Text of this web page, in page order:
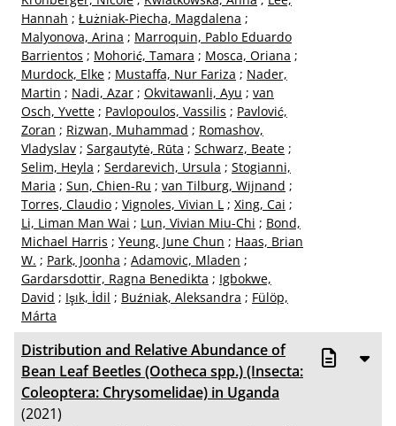
Hannah ; Łużniak-Piecha, Magdalena ;
Malyonova, Arina ; Marroquin, Pablo Eduardo
Barrientos ; Mohorić, Tamara ; Mosca, Oriana ;
Murdock, Elke ; Mustaffa, Nur Fariza ; Nader,
Martin ; Nadi, Azar ; Okvitawanli, Ayu ; van
Osch, Yvette ; Pavlopoulos, Vassilis ; Pavlović,
Zoran ; Rizwan, Muhammad ; Romashov,
Vladyslav ; Sargautytė, Rūta ; Schwarz, Beate ;
Selim, Heyla ; Serdarevich, Ursula ; Stogianni,
Maria ; Sun, Chien-Ru ; van Tilburg, Wijnand ;
Torres, Claudio ; Vignoles, Vivian L ; Xing, Cai ;
Li, Liman Man Wai ; Lun, Vivian Miu-Chi ; Bond,
Michael Harris ; Yeung, June Chun ; Haas, Brian
W. ; Park, Joonha ; Adamovic, Mladen ;
Gardarsdottir, Ragna Benedikta ; Igbokwe,
David ; Işık, İdil ; Buźniak, Aleksandra ; Fülöp,
Márta
Distribution and Relative Abundance of
Bean Leaf Beetles (Ootheca spp.) (Insecta:
Coleoptera: Chrysomelidae) in Uganda
(2021)